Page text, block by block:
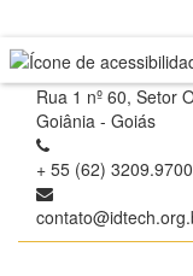
Rua 1 nº 60, Setor
Goiânia - Goiás
+ 55 (62) 3209.9700